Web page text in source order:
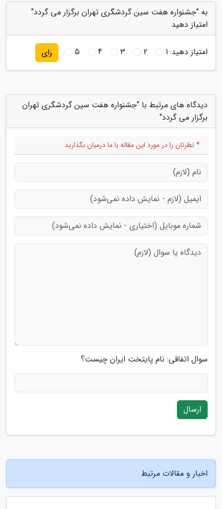
به "جشنواره هفت سین گردشگری تهران برگزار می گردد"
امتیاز دهید
امتیاز دهید:1
2
3
4
5 رای
دیدگاه های مرتبط با "جشنواره هفت سین گردشگری تهران
برگزار می گردد"
* نظرتان را در مورد این مقاله با ما درمیان بگذارید
سوال اتفاقی: نام پایتخت ایران چیست؟
ارسال
اخبار و مقالات مرتبط